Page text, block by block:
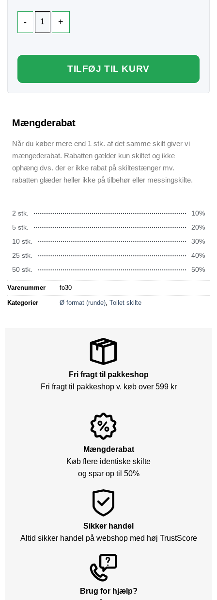
TILFØJ TIL KURV
Mængderabat
Når du køber mere end 1 stk. af det samme skilt giver vi
mængederabat. Rabatten gælder kun skiltet og ikke
ophæng dvs. der er ikke rabat på skiltestænger mv.
rabatten glæder heller ikke på tilbehør eller messingskilte.
2 stk.
10%
5 stk.
20%
10 stk.
30%
25 stk.
40%
50 stk.
50%
Varenummer fo30
Kategorier Ø format (runde) Toilet skilte
Fri fragt til pakkeshop
Fri fragt til pakkeshop v. køb over 599 kr
Mængderabat
Køb flere identiske skilte
og spar op til 50%
Sikker handel
Altid sikker handel på webshop med høj TrustScore
Brug for hjælp?